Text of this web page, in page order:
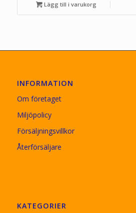
Lägg till i varukorg
INFORMATION
Om företaget
Miljöpolicy
Försäljningsvillkor
Återförsäljare
KATEGORIER